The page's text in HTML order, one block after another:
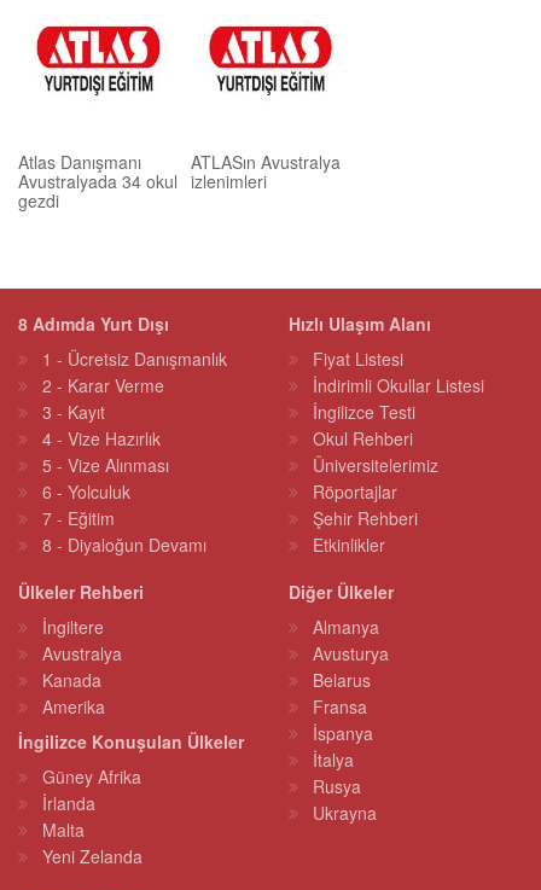
Atlas Danışmanı
Avustralyada 34 okul
gezdi
ATLASın Avustralya
izlenimleri
8 Adımda Yurt Dışı
1 - Ücretsiz Danışmanlık
2 - Karar Verme
3 - Kayıt
4 - Vize Hazırlık
5 - Vize Alınması
6 - Yolculuk
7 - Eğitim
8 - Diyaloğun Devamı
Hızlı Ulaşım Alanı
Fiyat Listesi
İndirimli Okullar Listesi
İngilizce Testi
Okul Rehberi
Üniversitelerimiz
Röportajlar
Şehir Rehberi
Etkinlikler
Ülkeler Rehberi
İngiltere
Avustralya
Kanada
Amerika
İngilizce Konuşulan Ülkeler
Güney Afrika
İrlanda
Malta
Yeni Zelanda
Diğer Ülkeler
Almanya
Avusturya
Belarus
Fransa
İspanya
İtalya
Rusya
Ukrayna